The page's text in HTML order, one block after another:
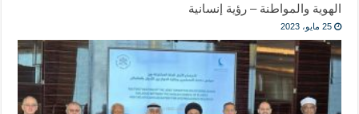
الهوية والمواطنة – رؤية إنسانية
25 مايو، 2023